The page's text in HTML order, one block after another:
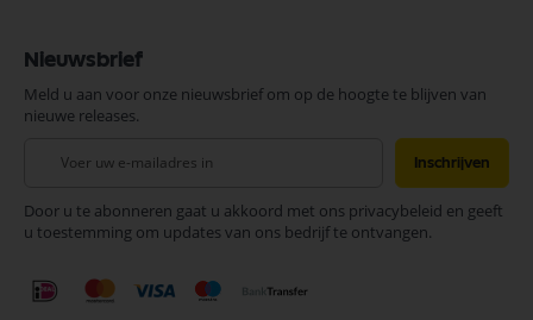
Nieuwsbrief
Meld u aan voor onze nieuwsbrief om op de hoogte te blijven van
nieuwe releases.
onze
nieuwsbrief
Inschrijven
Door u te abonneren gaat u akkoord met ons privacybeleid en geeft
u toestemming om updates van ons bedrijf te ontvangen.